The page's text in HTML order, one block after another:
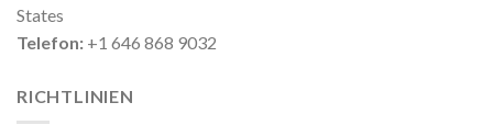
States
Telefon: +1 646 868 9032
RICHTLINIEN